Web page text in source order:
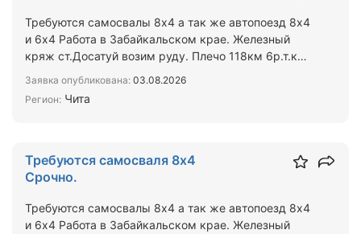
Требуются самосвалы 8х4 а так же автопоезд 8х4
и 6х4 Работа в Забайкальском крае. Железный
кряж ст.Досатуй возим руду. Плечо 118км 6р.т.км
Заявка опубликована: 03.08.2026
Регион: Чита
Требуются самосваля 8х4
Срочно.
Требуются самосвалы 8х4 а так же автопоезд 8х4
и 6х4 Работа в Забайкальском крае. Железный